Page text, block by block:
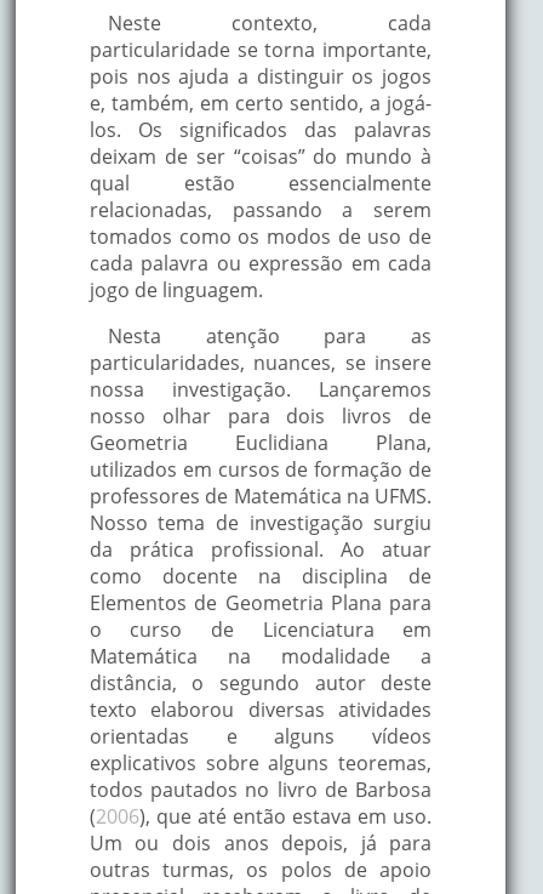
Neste contexto, cada
particularidade se torna importante,
pois nos ajuda a distinguir os jogos
e, também, em certo sentido, a jogá-
los. Os significados das palavras
deixam de ser “coisas” do mundo à
qual estão essencialmente
relacionadas, passando a serem
tomados como os modos de uso de
cada palavra ou expressão em cada
jogo de linguagem.
Nesta atenção para as
particularidades, nuances, se insere
nossa investigação. Lançaremos
nosso olhar para dois livros de
Geometria Euclidiana Plana,
utilizados em cursos de formação de
professores de Matemática na UFMS.
Nosso tema de investigação surgiu
da prática profissional. Ao atuar
como docente na disciplina de
Elementos de Geometria Plana para
o curso de Licenciatura em
Matemática na modalidade a
distância, o segundo autor deste
texto elaborou diversas atividades
orientadas e alguns vídeos
explicativos sobre alguns teoremas,
todos pautados no livro de Barbosa
(2006), que até então estava em uso.
Um ou dois anos depois, já para
outras turmas, os polos de apoio